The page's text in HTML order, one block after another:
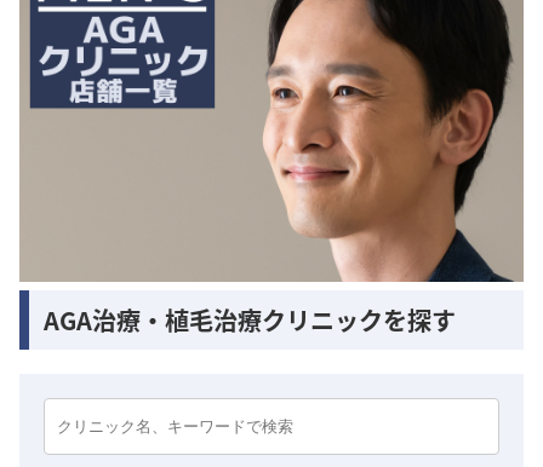
AGA治療・植毛治療クリニックを探す